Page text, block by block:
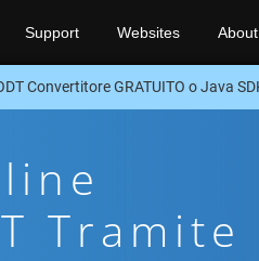
Support Websites About
Convertitore GRATUITO o Java
Tramite